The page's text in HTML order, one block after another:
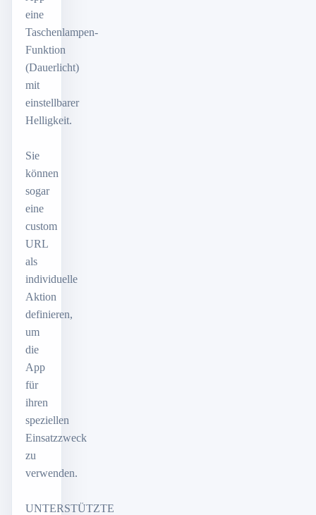
eine
Taschenlampen-
Funktion
(Dauerlicht)
mit
einstellbarer
Helligkeit.
Sie
können
sogar
eine
custom
URL
als
individuelle
Aktion
definieren,
um
die
App
für
ihren
speziellen
Einsatzzweck
zu
verwenden.
UNTERSTÜTZTE